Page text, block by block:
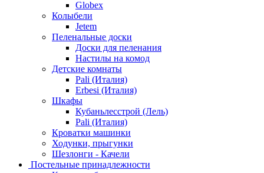
Globex
Колыбели
Jetem
Пеленальные доски
Доски для пеленания
Настилы на комод
Детские комнаты
Pali (Италия)
Erbesi (Италия)
Шкафы
Кубаньлесстрой (Лель)
Pali (Италия)
Кроватки машинки
Ходунки, прыгунки
Шезлонги - Качели
Постельные принадлежности